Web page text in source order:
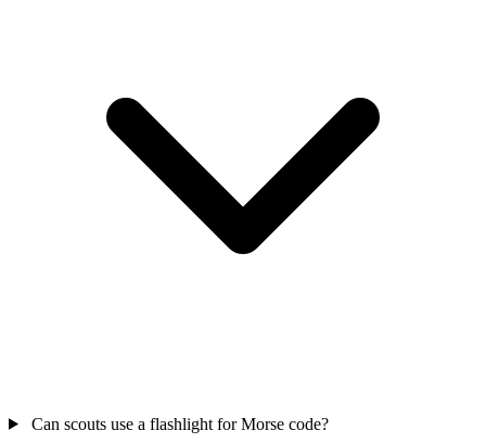
Can scouts use a flashlight for Morse code?